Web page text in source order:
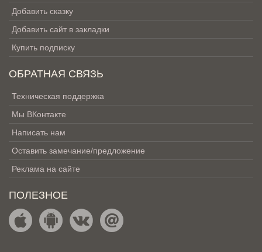
Добавить сказку
Добавить сайт в закладки
Купить подписку
ОБРАТНАЯ СВЯЗЬ
Техническая поддержка
Мы ВКонтакте
Написать нам
Оставить замечание/предложение
Реклама на сайте
ПОЛЕЗНОЕ